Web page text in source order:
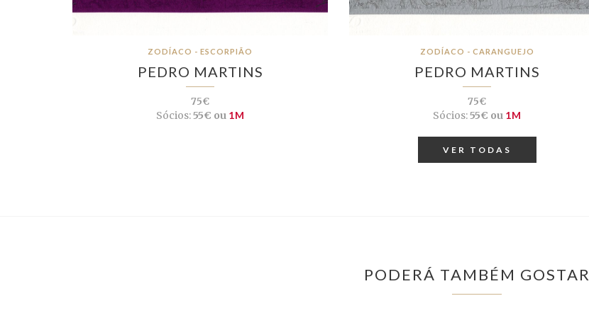
ZODÍACO - ESCORPIÃO
PEDRO MARTINS
75€
Sócios:55€ ou 1M
ZODÍACO - CARANGUEJO
PEDRO MARTINS
75€
Sócios:55€ ou 1M
VER TODAS
PODERÁ TAMBÉM GOSTAR